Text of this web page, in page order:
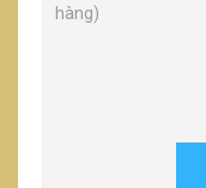
hàng)